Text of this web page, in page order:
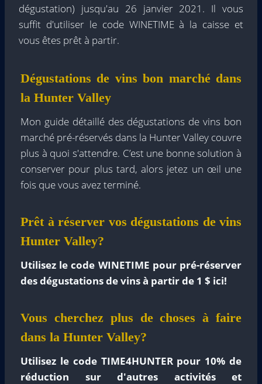
dégustation) jusqu'au 26 janvier 2021. Il vous
suffit d'utiliser le code WINETIME à la caisse et
vous êtes prêt à partir.
Dégustations de vins bon marché dans
la Hunter Valley
Mon guide détaillé des dégustations de vins bon
marché pré-réservés dans la Hunter Valley couvre
plus à quoi s'attendre. C’est une bonne solution à
conserver pour plus tard, alors jetez un œil une
fois que vous avez terminé.
Prêt à réserver vos dégustations de vins
Hunter Valley?
Utilisez le code WINETIME pour pré-réserver
des dégustations de vins à partir de 1 $ ici!
Vous cherchez plus de choses à faire
dans la Hunter Valley?
Utilisez le code TIME4HUNTER pour 10% de
réduction sur d'autres activités et